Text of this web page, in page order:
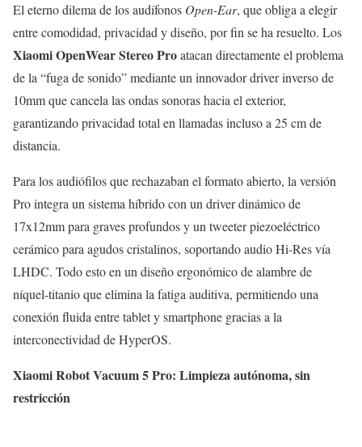
El eterno dilema de los audífonos Open-Ear, que obliga a elegir
entre comodidad, privacidad y diseño, por fin se ha resuelto. Los
Xiaomi OpenWear Stereo Proatacan directamente el problema
de la “fuga de sonido” mediante un innovador driver inverso de
10mm que cancela las ondas sonoras hacia el exterior,
garantizando privacidad total en llamadas incluso a 25 cm de
distancia.
Para los audiófilos que rechazaban el formato abierto, la versión
Pro integra un sistema híbrido con un driver dinámico de
17x12mm para graves profundos y un tweeter piezoeléctrico
cerámico para agudos cristalinos, soportando audio Hi-Res vía
LHDC. Todo esto en un diseño ergonómico de alambre de
níquel-titanio que elimina la fatiga auditiva, permitiendo una
conexión fluida entre tablet y smartphone gracias a la
interconectividad de HyperOS.
Xiaomi Robot Vacuum 5 Pro: Limpieza autónoma, sin
restricción